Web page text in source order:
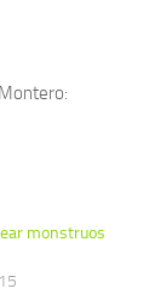
monstruos